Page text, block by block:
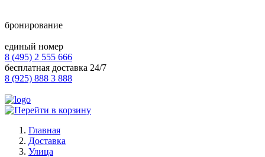
бронирование
единый номер
8 (495) 2 555 666
бесплатная доставка 24/7
8 (925) 888 3 888
Главная
Доставка
Улица